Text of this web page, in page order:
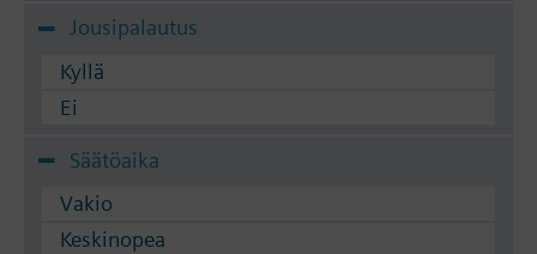
Jousipalautus
Kyllä
Ei
Säätöaika
Vakio
Keskinopea